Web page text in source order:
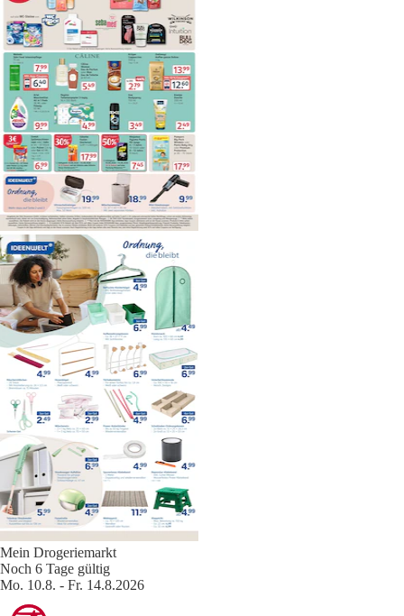
Mein Drogeriemarkt
Noch 6 Tage gültig
Mo. 10.8. - Fr. 14.8.2026